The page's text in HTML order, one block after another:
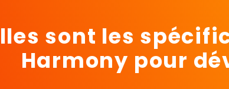
sont les
Harmony pour